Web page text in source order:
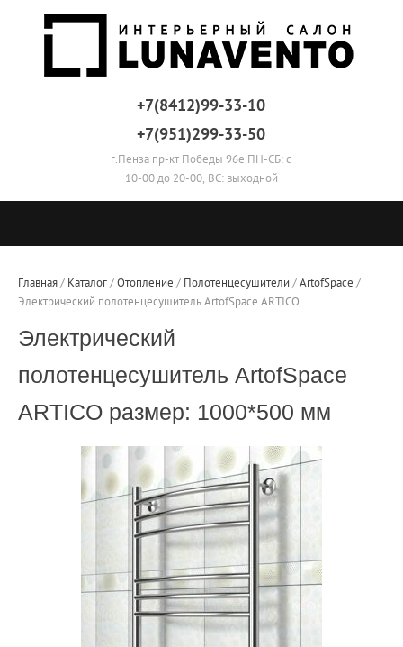
+7(8412)99-33-10
+7(951)299-33-50
г.Пенза пр-кт Победы 96е ПН-СБ: с
10-00 до 20-00, ВС: выходной
Главная / Каталог / Отопление / Полотенцесушители / ArtofSpace
Электрический полотенцесушитель ArtofSpace ARTICO
Электрический
полотенцесушитель ArtofSpace
ARTICO размер: 1000*500 мм